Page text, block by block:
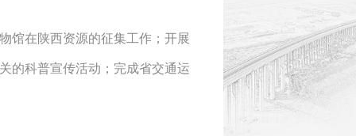
馆在陕西资源的征集工作；开展
的科普宣传活动；完成省交通运